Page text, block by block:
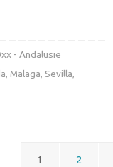
- Andalusië
,Malaga, Sevilla,
1 2